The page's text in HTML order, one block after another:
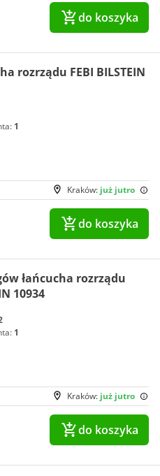
do koszyka
rozrządu FEBI BILSTEIN
1
Kraków: już jutro
do koszyka
łańcucha rozrządu
10934
1
Kraków: już jutro
do koszyka